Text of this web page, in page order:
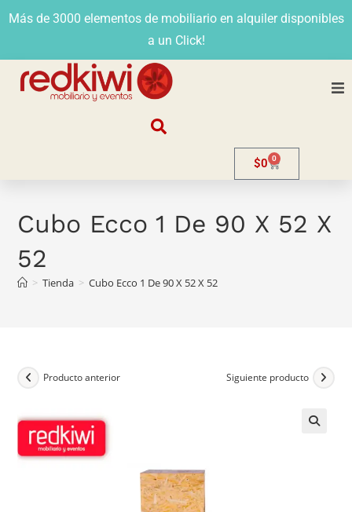
Más de 3000 elementos de mobiliario en alquiler disponibles
a un Click!
$0 0
Cubo Ecco 1 De 90 X 52 X
52
> Tienda > Cubo Ecco 1 De 90 X 52 X 52
Producto anterior Siguiente producto